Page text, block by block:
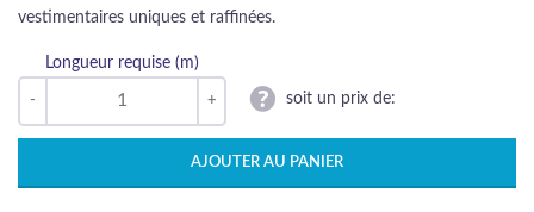
vestimentaires uniques et raffinées.
Longueur requise (m)
soit un prix de:
AJOUTER AU PANIER